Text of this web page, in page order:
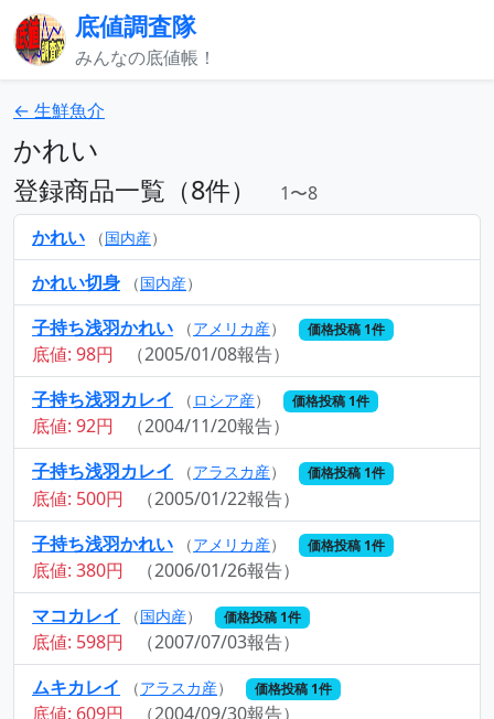
底値調査隊
みんなの底値帳！
← 生鮮魚介
かれい
登録商品一覧（8件）
1〜8
かれい
（国内産）
かれい切身 （国内産）
子持ち浅羽かれい （アメリカ産） 価格投稿 1件
底値: 98円
（2005/01/08報告）
子持ち浅羽カレイ
（ ロシア産） 価格投稿 1件
底値: 92円
（2004/11/20報告）
子持ち浅羽カレイ
（アラスカ産） 価格投稿 1件
底値: 500円
（2005/01/22報告）
子持ち浅羽かれい
（アメリカ産） 価格投稿 1件
底値: 380円
（2006/01/26報告）
マコカレイ
（国内産） 価格投稿 1件
底値: 598円
（2007/07/03報告）
ムキカレイ
（アラスカ産） 価格投稿 1件
底値: 609円 （2004/09/30報告）